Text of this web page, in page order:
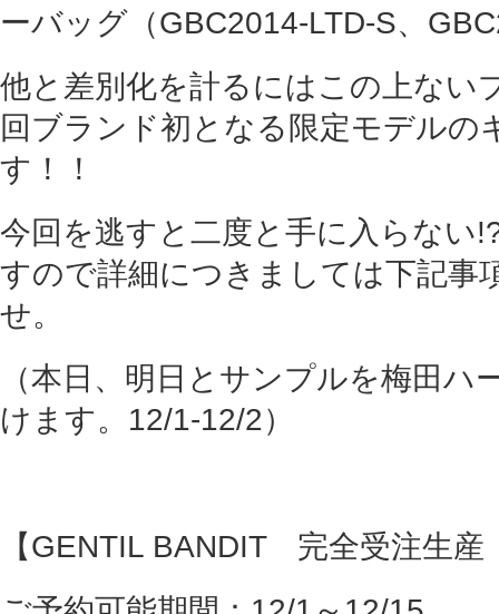
ーバッグ（GBC2014-LTD-S、
他と差別化を計るにはこの上ない
回ブランド初となる限定モデルの
す！！
今回を逃すと二度と手に入らない
すので詳細につきましては下記事
せ。
（本日、明日とサンプルを梅田ハ
けます。12/1-12/2）
【GENTIL BANDIT 完全受注生